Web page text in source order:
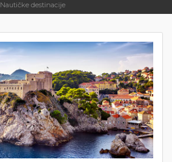
Nautičke destinacije